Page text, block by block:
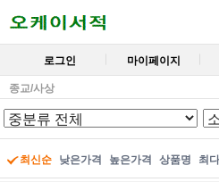
로그인 마이페이지
종교/사상
최신순 낮은가격 높은가격 상품명 최